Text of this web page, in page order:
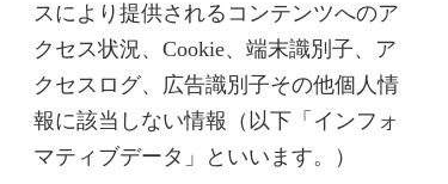
スにより提供されるコンテンツへのア
クセス状況、Cookie、端末識別子、ア
クセスログ、広告識別子その他個人情
報に該当しない情報（以下「インフォ
マティブデータ」といいます。）